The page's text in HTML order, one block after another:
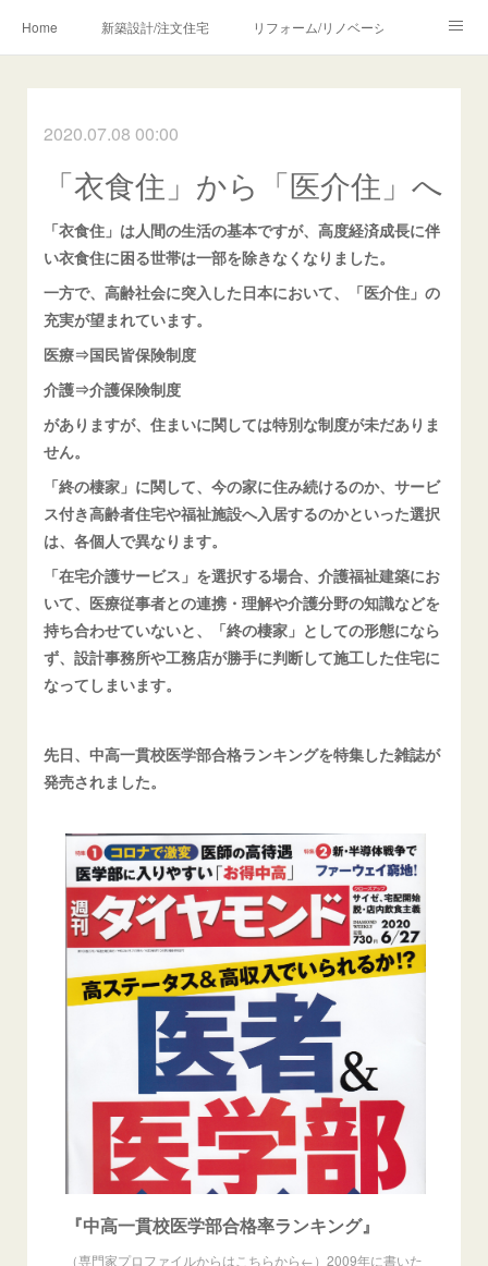
Home 新築設計/注文住宅 リフォーム/リノベーション
Profile/作品について お問合せ/アクセス
メディア・講師・執筆・SNS関連
2020.07.08 00:00
「衣食住」から「医介住」へ
「衣食住」は人間の生活の基本ですが、高度経済成長に伴
い衣食住に困る世帯は一部を除きなくなりました。
一方で、高齢社会に突入した日本において、「医介住」の
充実が望まれています。
医療⇒国民皆保険制度
介護⇒介護保険制度
がありますが、住まいに関しては特別な制度が未だありま
せん。
「終の棲家」に関して、今の家に住み続けるのか、サービ
ス付き高齢者住宅や福祉施設へ入居するのかといった選択
は、各個人で異なります。
「在宅介護サービス」を選択する場合、介護福祉建築にお
いて、医療従事者との連携・理解や介護分野の知識などを
持ち合わせていないと、「終の棲家」としての形態になら
ず、設計事務所や工務店が勝手に判断して施工した住宅に
なってしまいます。
先日、中高一貫校医学部合格ランキングを特集した雑誌が
発売されました。
『中高一貫校医学部合格率ランキング』
（専門家プロファイルからはこちらから←）2009年に書いた